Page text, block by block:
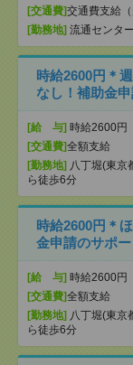
[交通費]交通費支給（
[勤務地] 流通センタ
時給2600円＊
なし！補助金
[給 与] 時給2600円
[交通費]全額支給
[勤務地] 八丁堀(東京
ら徒歩6分
時給2600円＊
金申請のサポ
[給 与] 時給2600円
[交通費]全額支給
[勤務地] 八丁堀(東京
ら徒歩6分